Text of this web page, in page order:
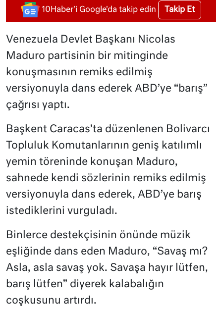
10Haber'i Google'da takip edin Takip Et
Venezuela Devlet Başkanı Nicolas
Maduro partisinin bir mitinginde
konuşmasının remiks edilmiş
versiyonuyla dans ederek ABD’ye “barış”
çağrısı yaptı.
Başkent Caracas’ta düzenlenen Bolivarcı
Topluluk Komutanlarının geniş katılımlı
yemin töreninde konuşan Maduro,
sahnede kendi sözlerinin remiks edilmiş
versiyonuyla dans ederek, ABD’ye barış
istediklerini vurguladı.
Binlerce destekçisinin önünde müzik
eşliğinde dans eden Maduro, “Savaş mı?
Asla, asla savaş yok. Savaşa hayır lütfen,
barış lütfen” diyerek kalabalığın
coşkusunu artırdı.